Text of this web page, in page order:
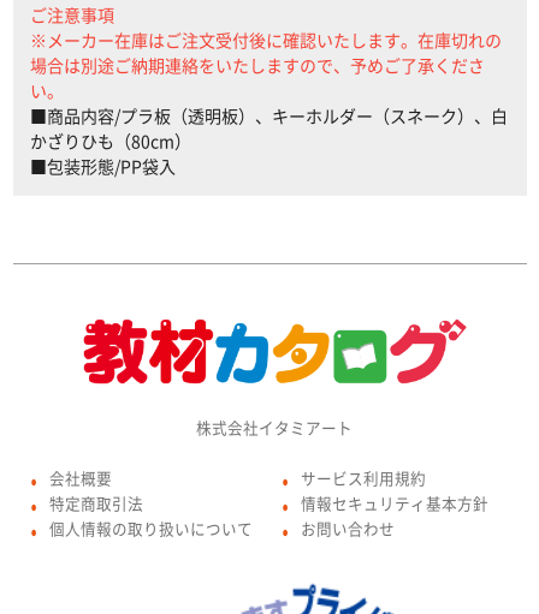
ご注意事項
※メーカー在庫はご注文受付後に確認いたします。在庫切れの
場合は別途ご納期連絡をいたしますので、予めご了承くださ
い。
■商品内容/プラ板（透明板）、キーホルダー（スネーク）、白
かざりひも（80cm）
■包装形態/PP袋入
株式会社イタミアート
● 会社概要
● 特定商取引法
● 個人情報の取り扱いについて
● サービス利用規約
● 情報セキュリティ基本方針
● お問い合わせ